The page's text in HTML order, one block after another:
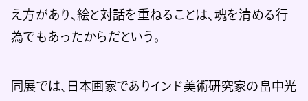
え方があり、絵と対話を重ねることは、魂を清める行
為でもあったからだという。
同展では、日本画家でありインド美術研究家の畠中光